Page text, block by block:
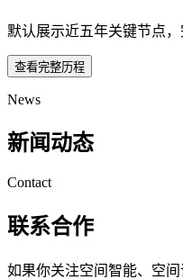
默认展示近五年关键节点，
查看完整历程
News
新闻动态
Contact
联系合作
如果你关注空间智能、空